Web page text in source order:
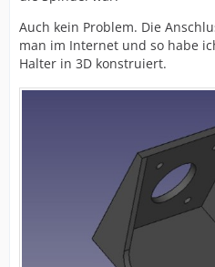
Auch kein Problem. Die
man im Internet und so habe
Halter in 3D konstruiert.